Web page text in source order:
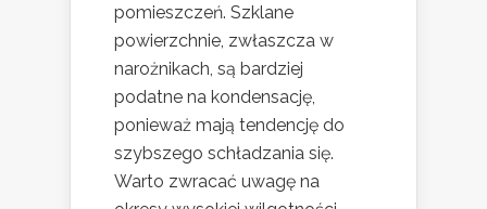
pomieszczeń. Szklane
powierzchnie, zwłaszcza w
narożnikach, są bardziej
podatne na kondensację,
ponieważ mają tendencję do
szybszego schładzania się.
Warto zwracać uwagę na